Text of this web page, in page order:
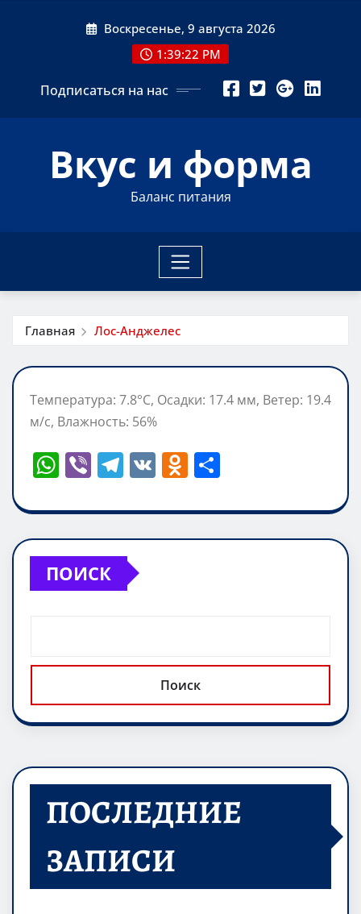
Воскресенье, 9 августа 2026
1:39:23 PM
Подписаться на нас
Вкус и форма
Баланс питания
Главная Лос-Анджелес
Температура: 7.8°C, Осадки: 17.4 мм, Ветер: 19.4
м/с, Влажность: 56%
W
at
s
A
p
Vi
er
T
e
gr
a
m
V O
n
o
ki
п
р
ь
ПОИСК
Поиск
ПОСЛЕДНИЕ
ЗАПИСИ